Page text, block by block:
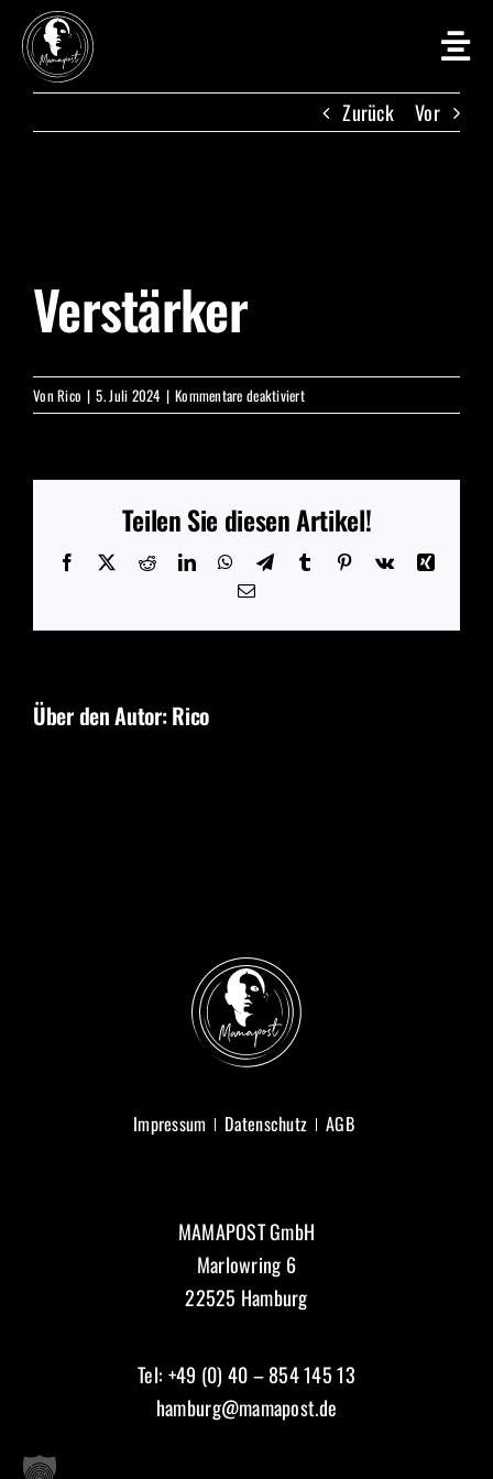
Inhalt
springen
Zurück
Vor
Verstärker
VonRico | 5. Juli 2024 | Kommentare deaktiviertfür
Verstärker
Teilen Sie diesen Artikel!
Facebook RedditLinkedInWhatsApp
TelegramTumblr Pinterest
Vk
Xing
E-
Über den Autor:Rico
Impressum Datenschutz AGB
MAMAPOST GmbH
Marlowring 6
22525 Hamburg
Tel: +49 (0) 40 – 854 145 13
hamburg@mamapost.de